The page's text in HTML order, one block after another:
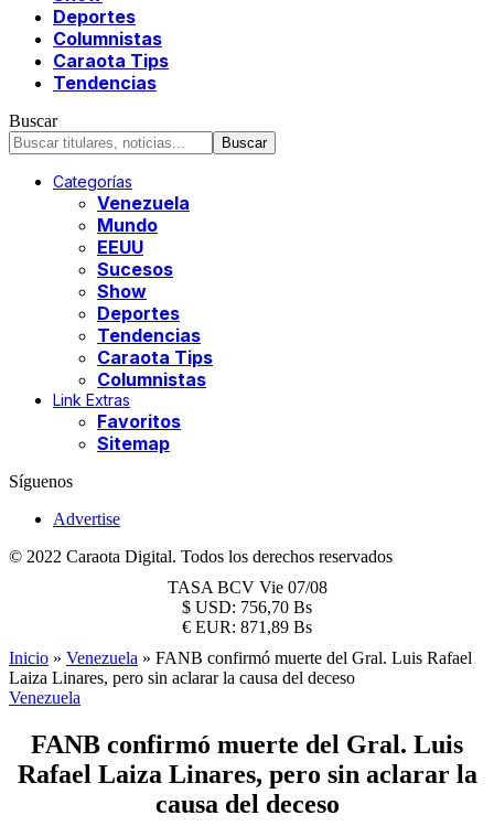
Deportes
Columnistas
Caraota Tips
Tendencias
Buscar
Categorías
Venezuela
Mundo
EEUU
Sucesos
Show
Deportes
Tendencias
Caraota Tips
Columnistas
Link Extras
Favoritos
Sitemap
Síguenos
Advertise
© 2022 Caraota Digital. Todos los derechos reservados
TASA BCV Vie 07/08
$ USD: 756,70 Bs
€ EUR: 871,89 Bs
Inicio » Venezuela » FANB confirmó muerte del Gral. Luis Rafael
Laiza Linares, pero sin aclarar la causa del deceso
Venezuela
FANB confirmó muerte del Gral. Luis
Rafael Laiza Linares, pero sin aclarar la
causa del deceso